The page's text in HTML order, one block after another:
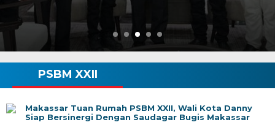
PSBM XXII
Makassar Tuan Rumah PSBM XXII, Wali Kota Danny
Siap Bersinergi Dengan Saudagar Bugis Makassar